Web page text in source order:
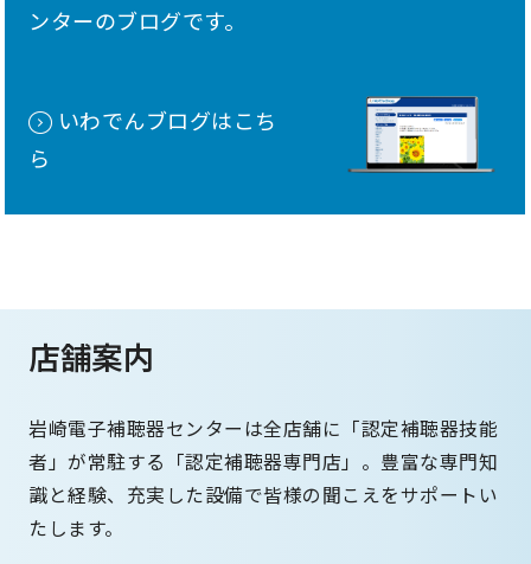
ンターのブログです。
いわでんブログはこち
ら
店舗案内
岩崎電子補聴器センターは全店舗に「認定補聴器技能
者」が常駐する「認定補聴器専門店」。豊富な専門知
識と経験、充実した設備で皆様の聞こえをサポートい
たします。